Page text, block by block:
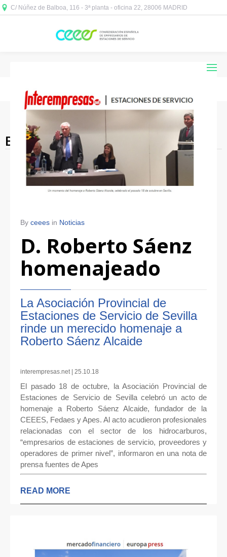
C/ Núñez de Balboa, 116 - 3ª planta - oficina 22, 28006 MADRID
Blog Archives
By ceees in Noticias
D. Roberto Sáenz
homenajeado
La Asociación Provincial de
Estaciones de Servicio de Sevilla
rinde un merecido homenaje a
Roberto Sáenz Alcaide
interempresas.net | 25.10.18
El pasado 18 de octubre, la Asociación Provincial de
Estaciones de Servicio de Sevilla celebró un acto de
homenaje a Roberto Sáenz Alcaide, fundador de la
CEEES, Fedaes y Apes. Al acto acudieron profesionales
relacionadas con el sector de los hidrocarburos,
“empresarios de estaciones de servicio, proveedores y
operadores de primer nivel”, informaron en una nota de
prensa fuentes de Apes
READ MORE